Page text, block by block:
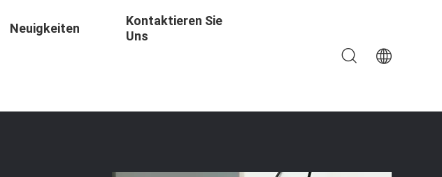
Neuigkeiten
Kontaktieren Sie
Uns